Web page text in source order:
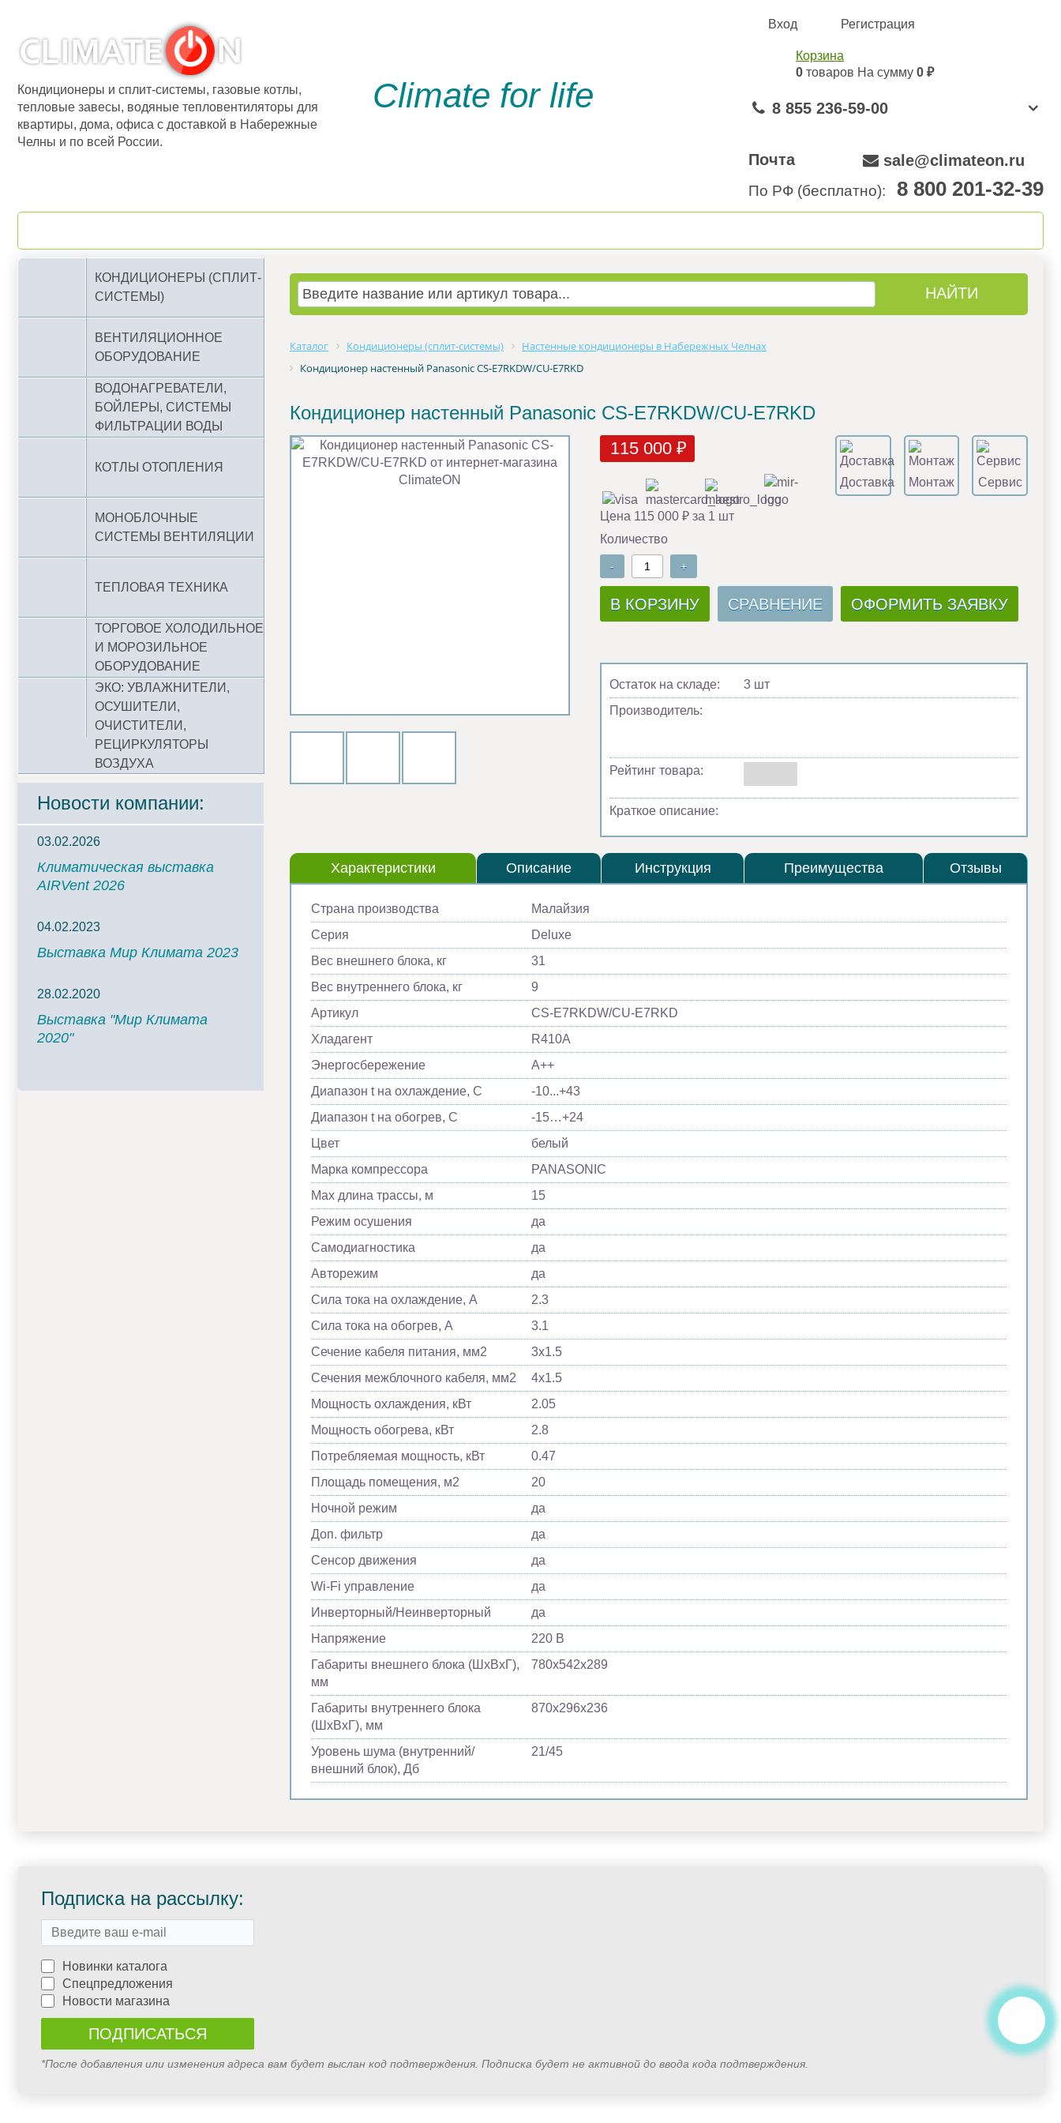
Кондиционеры и сплит-системы, газовые котлы,
тепловые завесы, водяные тепловентиляторы для
квартиры, дома, офиса с доставкой в Набережные
Челны и по всей России.
Climate for life
Вход Регистрация
Корзина
0 товаров На сумму 0 ₽
8 855 236-59-00
Почта sale@climateon.ru
По РФ (бесплатно): 8 800 201-32-39
КОНДИЦИОНЕРЫ (СПЛИТ-
СИСТЕМЫ)
ВЕНТИЛЯЦИОННОЕ
ОБОРУДОВАНИЕ
ВОДОНАГРЕВАТЕЛИ,
БОЙЛЕРЫ, СИСТЕМЫ
ФИЛЬТРАЦИИ ВОДЫ
КОТЛЫ ОТОПЛЕНИЯ
МОНОБЛОЧНЫЕ
СИСТЕМЫ ВЕНТИЛЯЦИИ
ТЕПЛОВАЯ ТЕХНИКА
ТОРГОВОЕ ХОЛОДИЛЬНОЕ
И МОРОЗИЛЬНОЕ
ОБОРУДОВАНИЕ
ЭКО: УВЛАЖНИТЕЛИ,
ОСУШИТЕЛИ,
ОЧИСТИТЕЛИ,
РЕЦИРКУЛЯТОРЫ
ВОЗДУХА
Новости компании:
03.02.2026
Климатическая выставка
AIRVent 2026
04.02.2023
Выставка Мир Климата 2023
28.02.2020
Выставка "Мир Климата
2020"
Каталог Кондиционеры (сплит-системы)
Настенные кондиционеры в Набережных Челнах
Кондиционер настенный Panasonic CS-E7RKDW/CU-E7RKD
Кондиционер настенный Panasonic CS-E7RKDW/CU-E7RKD
115 000 ₽
Доставка Монтаж Сервис
Цена 115 000 ₽ за 1 шт
Количество
- +
В КОРЗИНУ СРАВНЕНИЕ ОФОРМИТЬ ЗАЯВКУ
Остаток на складе:
3 шт
Производитель:
Рейтинг товара:
Краткое описание:
Характеристики Описание Инструкция Преимущества Отзывы
Страна производства
Малайзия
Серия
Deluxe
Вес внешнего блока, кг
31
Вес внутреннего блока, кг
9
Артикул
CS-E7RKDW/CU-E7RKD
Хладагент
R410A
Энергосбережение
A++
Диапазон t на охлаждение, С
-10...+43
Диапазон t на обогрев, С
-15…+24
Цвет
белый
Марка компрессора
PANASONIC
Max длина трассы, м
15
Режим осушения
да
Самодиагностика
да
Авторежим
да
Сила тока на охлаждение, А
2.3
Сила тока на обогрев, А
3.1
Сечение кабеля питания, мм2
3x1.5
Сечения межблочного кабеля, мм2
4x1.5
Мощность охлаждения, кВт
2.05
Мощность обогрева, кВт
2.8
Потребляемая мощность, кВт
0.47
Площадь помещения, м2
20
Ночной режим
да
Доп. фильтр
да
Сенсор движения
да
Wi-Fi управление
да
Инверторный/Неинверторный
да
Напряжение
220 В
Габариты внешнего блока (ШхВхГ),
мм
780х542х289
Габариты внутреннего блока
(ШхВхГ), мм
870х296х236
Уровень шума (внутренний/
внешний блок), Дб
21/45
Подписка на рассылку:
Новинки каталога
Спецпредложения
Новости магазина
*После добавления или изменения адреса вам будет выслан код подтверждения. Подписка будет не активной до ввода кода подтверждения.